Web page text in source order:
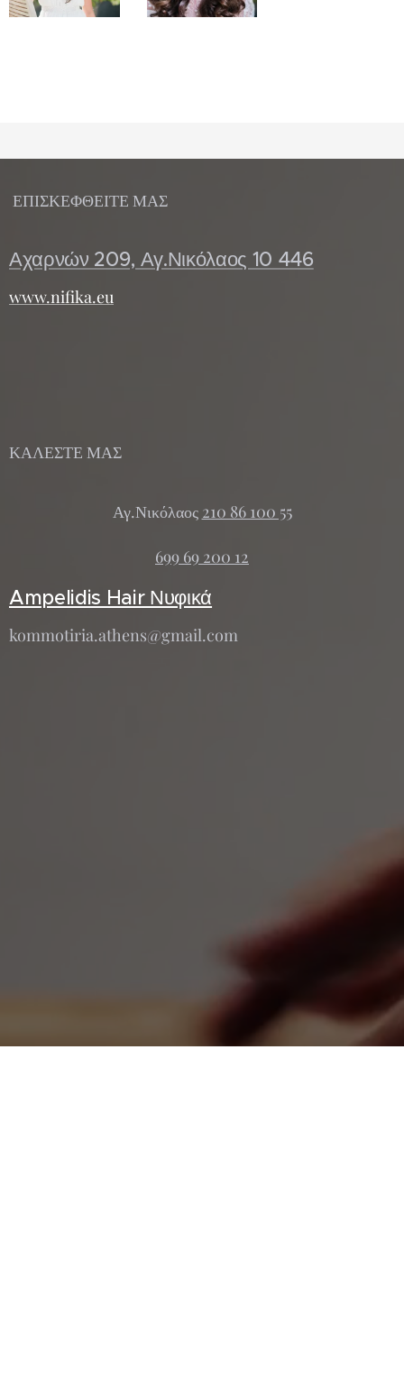
ΕΠΙΣΚΕΦΘΕΙΤΕ ΜΑΣ
Αχαρνών 209, Αγ.Νικόλαος 10 446
www.nifika.eu
ΚΑΛΕΣΤΕ ΜΑΣ
Αγ.Νικόλαος 210 86 100 55
699 69 200 12
Ampelidis Hair Νυφικά
kommotiria.athens@gmail.com